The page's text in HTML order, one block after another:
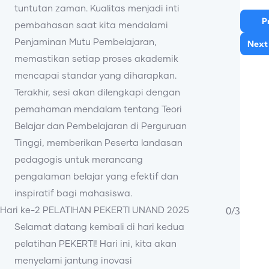
tuntutan zaman. Kualitas menjadi inti
pembahasan saat kita mendalami
Penjaminan Mutu Pembelajaran,
memastikan setiap proses akademik
mencapai standar yang diharapkan.
Terakhir, sesi akan dilengkapi dengan
pemahaman mendalam tentang Teori
Belajar dan Pembelajaran di Perguruan
Tinggi, memberikan Peserta landasan
pedagogis untuk merancang
pengalaman belajar yang efektif dan
inspiratif bagi mahasiswa.
Hari ke-2 PELATIHAN PEKERTI UNAND 2025
Selamat datang kembali di hari kedua
pelatihan PEKERTI! Hari ini, kita akan
menyelami jantung inovasi
0/3
Next